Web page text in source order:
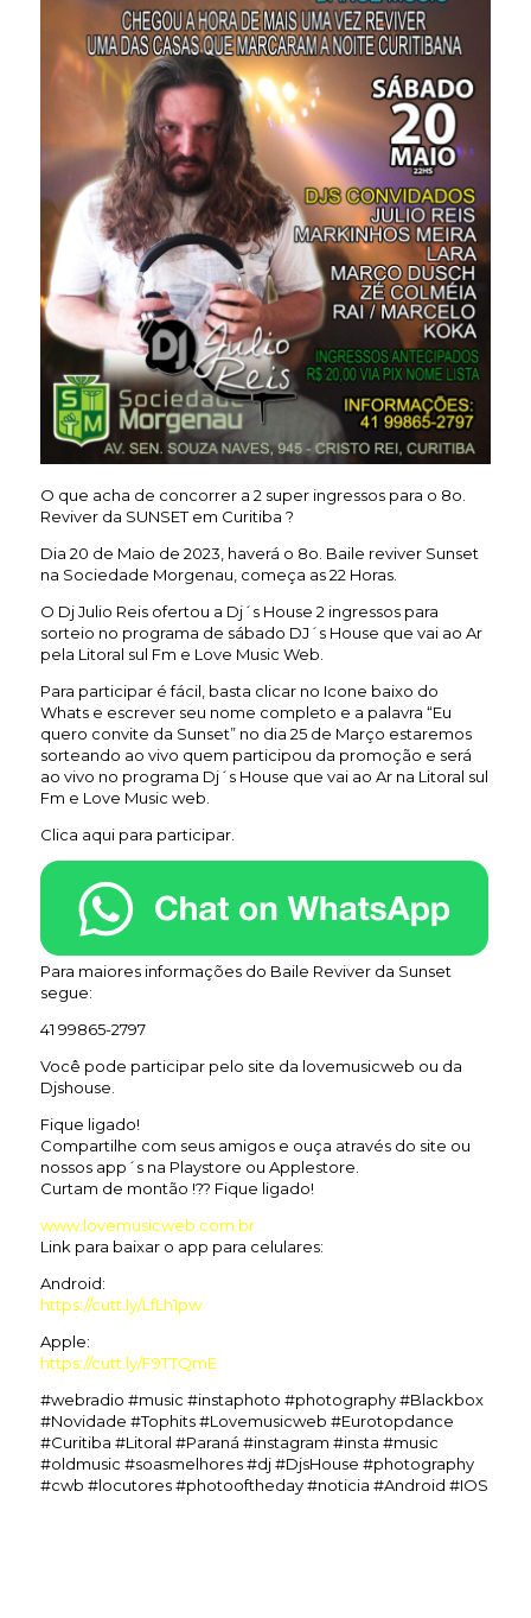
O que acha de concorrer a 2 super ingressos para o 8o.
Reviver da SUNSET em Curitiba ?
Dia 20 de Maio de 2023, haverá o 8o. Baile reviver Sunset
na Sociedade Morgenau, começa as 22 Horas.
O Dj Julio Reis ofertou a Dj´s House 2 ingressos para
sorteio no programa de sábado DJ´s House que vai ao Ar
pela Litoral sul Fm e Love Music Web.
Para participar é fácil, basta clicar no Icone baixo do
Whats e escrever seu nome completo e a palavra “Eu
quero convite da Sunset” no dia 25 de Março estaremos
sorteando ao vivo quem participou da promoção e será
ao vivo no programa Dj´s House que vai ao Ar na Litoral sul
Fm e Love Music web.
Clica aqui para participar.
Para maiores informações do Baile Reviver da Sunset
segue:
41 99865-2797
Você pode participar pelo site da lovemusicweb ou da
Djshouse.
Fique ligado!
Compartilhe com seus amigos e ouça através do site ou
nossos app´s na Playstore ou Applestore.
Curtam de montão !?? Fique ligado!
www.lovemusicweb.com.br
Link para baixar o app para celulares:
Android:
https://cutt.ly/LfLh1pw
Apple:
https://cutt.ly/F9TTQmE
#webradio #music #instaphoto #photography #Blackbox
#Novidade #Tophits #Lovemusicweb #Eurotopdance
#Curitiba #Litoral #Paraná #instagram #insta #music
#oldmusic #soasmelhores #dj #DjsHouse #photography
#cwb #locutores #photooftheday #noticia #Android #IOS